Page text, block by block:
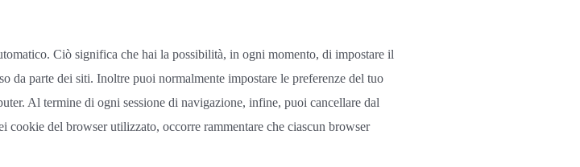
Ciò significa che hai la possibilità, in ogni momento, di impostare il
parte dei siti. Inoltre puoi normalmente impostare le preferenze del tuo
Al termine di ogni sessione di navigazione, infine, puoi cancellare dal
del browser utilizzato, occorre rammentare che ciascun browser